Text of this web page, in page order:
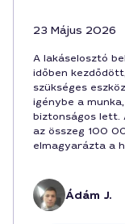
23 Május 2026
A lakáselosztó
időben
szükséges
igénybe a
biztonságos
az összeg 100
elmagyarázta a
Ádám J.